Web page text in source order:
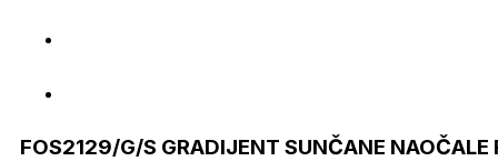
FOS2129/G/S GRADIJENT SUNČANE NAOČALE